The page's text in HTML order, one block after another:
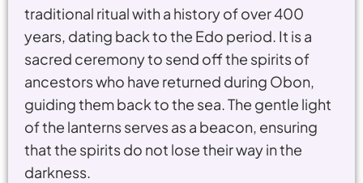
traditional ritual with a history of over 400
years, dating back to the Edo period. It is a
sacred ceremony to send off the spirits of
ancestors who have returned during Obon,
guiding them back to the sea. The gentle light
of the lanterns serves as a beacon, ensuring
that the spirits do not lose their way in the
darkness.